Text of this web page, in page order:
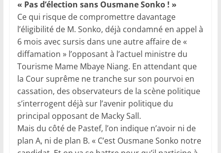
« Pas d’élection sans Ousmane Sonko ! »
Ce qui risque de compromettre davantage
l’éligibilité de M. Sonko, déjà condamné en appel à
6 mois avec sursis dans une autre affaire de «
diffamation » l’opposant à l’actuel ministre du
Tourisme Mame Mbaye Niang. En attendant que
la Cour suprême ne tranche sur son pourvoi en
cassation, des observateurs de la scène politique
s’interrogent déjà sur l’avenir politique du
principal opposant de Macky Sall.
Mais du côté de Pastef, l’on indique n’avoir ni de
plan A, ni de plan B. « C’est Ousmane Sonko notre